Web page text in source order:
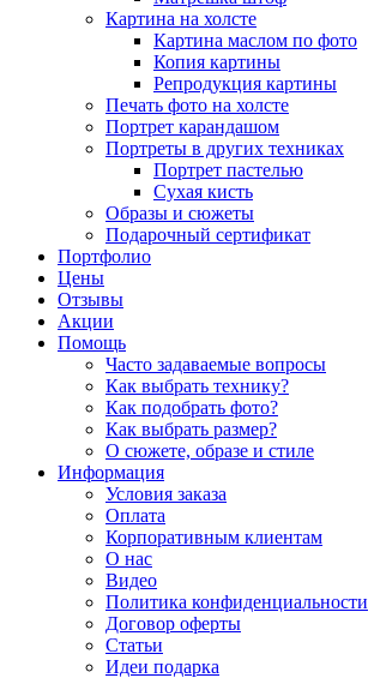
Картина на холсте
Картина маслом по фото
Копия картины
Репродукция картины
Печать фото на холсте
Портрет карандашом
Портреты в других техниках
Портрет пастелью
Сухая кисть
Образы и сюжеты
Подарочный сертификат
Портфолио
Цены
Отзывы
Акции
Помощь
Часто задаваемые вопросы
Как выбрать технику?
Как подобрать фото?
Как выбрать размер?
О сюжете, образе и стиле
Информация
Условия заказа
Оплата
Корпоративным клиентам
О нас
Видео
Политика конфиденциальности
Договор оферты
Статьи
Идеи подарка